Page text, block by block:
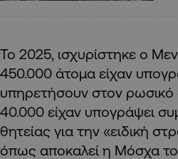
Το 2025, ισχυρίστηκε ο
450.000 άτομα είχαν
υπηρετήσουν στον ρωσικό
40.000 είχαν υπογράψει
θητείας για την «ειδική
όπως αποκαλεί η Μόσχα